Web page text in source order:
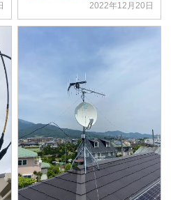
2022年12月20日